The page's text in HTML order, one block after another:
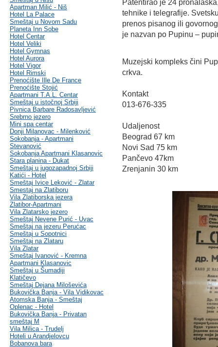
Apartman Milić - Niš
Hotel La Palace
Smeštaj u Novom Sadu
Planeta Inn Sobe
Hotel Centar
Hotel Veliki
Hotel Gymnas
Hotel Aurora
Hotel Vigor
Hotel Rimski
Prenoćište Ille De France
Prenoćište Stojić
Apartmani T.A.L. Centar
Smeštaj u istočnoj Srbiji
Pivnica Barbare Radosavljević
Srebrno jezero
Mini spa centar
Donji Milanovac - Milenković
Sokobanja - Apartmani
Stevanović
Sokobanja Apartmani Klasanovic
Stara planina - Dukat
Smeštaj u jugozapadnoj Srbiji
Katići - Hotel
Smeštaj Ivice Leković - Zlatar
Smestaj na Zlatiboru
Vila Zlatiborska jezera
Zlatibor-Apartmani
Vila Zlatarsko jezero
Smeštaj Nevene Purić - Uvac
Smeštaj na jezeru Perućac
Smeštaj u Sopotnici
Smeštaj na Zlataru
Vila Zlatar
Smeštaj Ivanović - Kremna
Apartmani Klasanovic
Smeštaj u Šumadiji
Klatičevo
Smeštaj Dejana Miloševića
Bukovička Banja - Vila Vidikovac
Atomska Banja - Smeštaj
Oplenac - Hotel
Bukovička Banja - Privatan
smeštaj M
Vila Milica - Trudelj
Hoteli u Arandjelovcu
Bobanova bara
Patentirao je 24
tehnike i telegrafije.
prenos pisanog ili
je nazvan po Pupinu –
Muzejski kompleks čini
crkva.
Kontakt
013-676-335
Udaljenost
Beograd 67 km
Novi Sad 75 km
Pančevo 47km
Zrenjanin 30 km